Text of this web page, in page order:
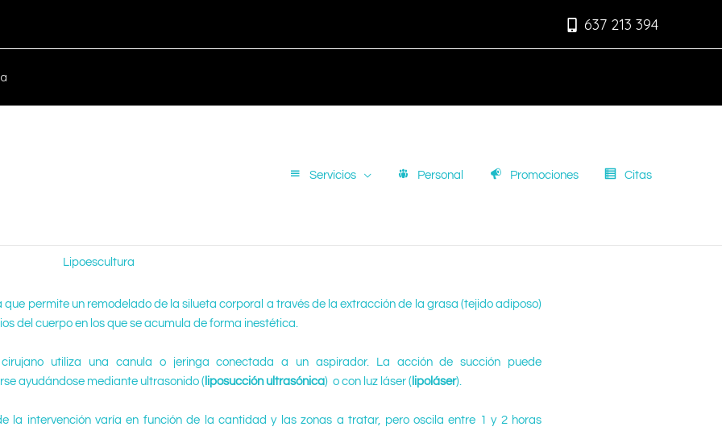
637 213 394
Servicios Personal Promociones Citas
Lipoescultura
que permite un remodelado de la silueta corporal a través de la extracción de la grasa (tejido adiposo)
del cuerpo en los que se acumula de forma inestética.
utiliza una canula o jeringa conectada a un aspirador. La acción de succión puede
ayudándose mediante ultrasonido ( liposucción ultrasónica) o con luz láser ( lipoláser).
la intervención varía en función de la cantidad y las zonas a tratar, pero oscila entre 1 y 2 horas